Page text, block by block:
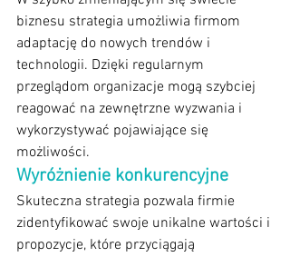
biznesu strategia umożliwia firmom
adaptację do nowych trendów i
technologii. Dzięki regularnym
przeglądom organizacje mogą szybciej
reagować na zewnętrzne wyzwania i
wykorzystywać pojawiające się
możliwości.
Wyróżnienie konkurencyjne
Skuteczna strategia pozwala firmie
zidentyfikować swoje unikalne wartości i
propozycje, które przyciągają